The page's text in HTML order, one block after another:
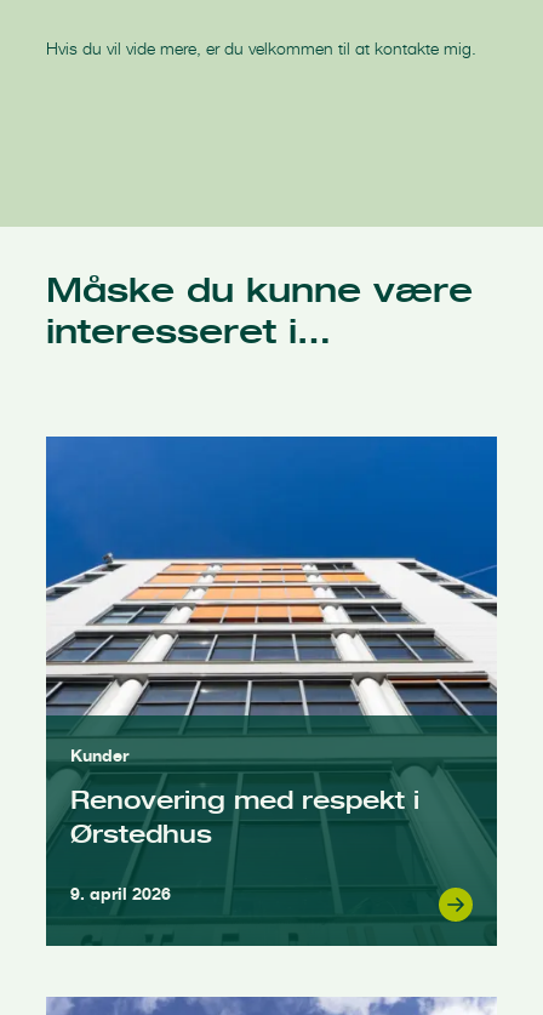
Hvis du vil vide mere, er du velkommen til at kontakte mig.
Måske du kunne være
interesseret i…
Kunder
Renovering med respekt i
Ørstedhus
9. april 2026